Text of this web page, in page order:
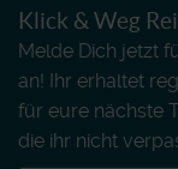
Klick & Weg
Melde Dich jetzt
an! Ihr erhaltet
für eure nächste
die ihr nicht